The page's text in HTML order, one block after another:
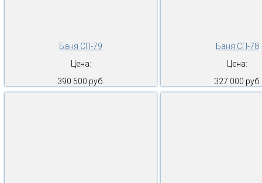
Баня СП-79
Цена:
390 500 руб.
Баня СП-78
Цена:
327 000 руб.